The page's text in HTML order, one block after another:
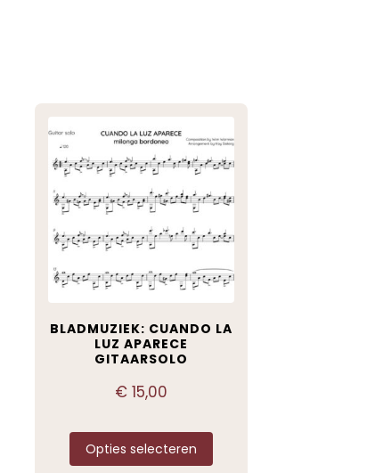
BLADMUZIEK: CUANDO LA
LUZ APARECE
GITAARSOLO
€15,00
Opties selecteren